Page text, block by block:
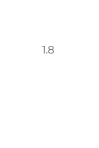
1.8